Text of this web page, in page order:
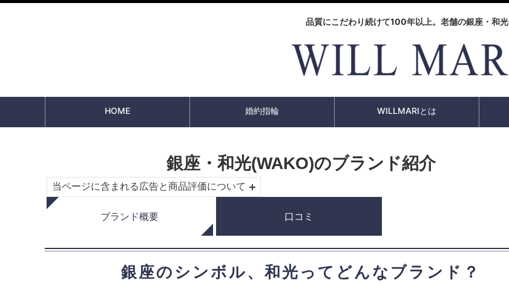
品質にこだわり続けて100年以上。老舗の銀座・和光
HOME 婚約指輪 WILLMARIとは
銀座・和光(WAKO)のブランド紹介
当ページに含まれる広告と商品評価について
ブランド概要 口コミ
銀座のシンボル、和光ってどんなブランド？